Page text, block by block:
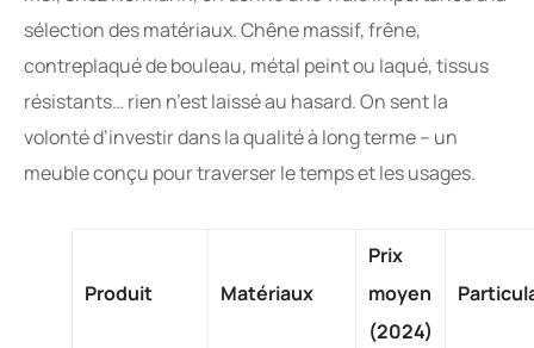
sélection des matériaux. Chêne massif, frêne,
contreplaqué de bouleau, métal peint ou laqué, tissus
résistants… rien n’est laissé au hasard. On sent la
volonté d’investir dans la qualité à long terme – un
meuble conçu pour traverser le temps et les usages.
Produit Matériaux
Prix
moyen
(2024)